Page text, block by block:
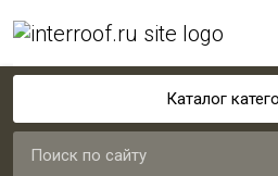
Каталог